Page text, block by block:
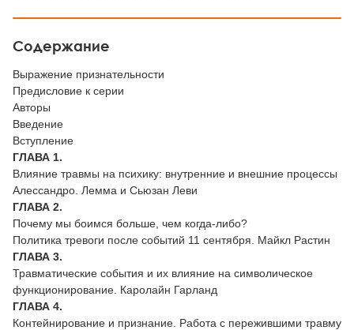
Содержание
Выражение признательности
Предисловие к серии
Авторы
Введение
Вступление
ГЛАВА 1.
Влияние травмы на психику: внутренние и внешние процессы
Алессандро. Лемма и Сьюзан Леви
ГЛАВА 2.
Почему мы боимся больше, чем когда-либо?
Политика тревоги после событий 11 сентября. Майкл Растин
ГЛАВА 3.
Травматические события и их влияние на символическое
функционирование. Каролайн Гарланд
ГЛАВА 4.
Контейнирование и признание. Работа с пережившими травму